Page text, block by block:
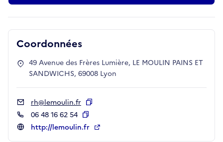
Coordonnées
49 Avenue des Frères Lumière, LE MOULIN PAINS ET
SANDWICHS, 69008 Lyon
rh@lemoulin.fr
06 48 16 62 54
Copier
http://lemoulin.fr